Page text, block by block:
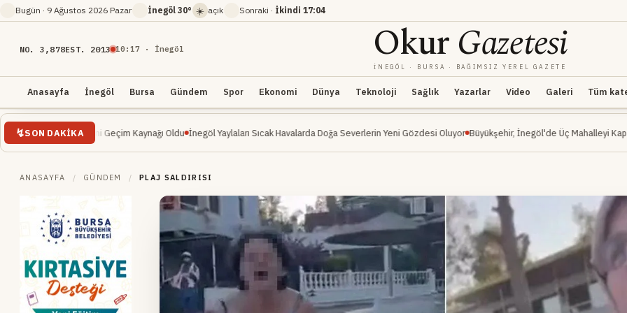
Bugün · 9 Ağustos 2026 Pazar İnegöl 30° ☀️ açık Sonraki · İkindi 17:04
NO. 3,878EST. 2013 10 :17 · İnegöl OkurGazetesi
İNEGÖL · BURSA · BAĞIMSIZ YEREL GAZETE
Anasayfa İnegöl Bursa Gündem Spor Ekonomi Dünya Teknoloji Sağlık Yazarlar Video Galeri Tüm
SON DAKIKA
Yeni Geçim Kaynağı Oldu İnegöl Yaylaları Sıcak Havalarda Doğa Severlerin Yeni Gözdesi Oluyor Büyükşehir, İnegöl'de Üç Mahalleyi Kapsayan Ulaşım
ANASAYFA / GÜNDEM / PLAJ SALDIRISI